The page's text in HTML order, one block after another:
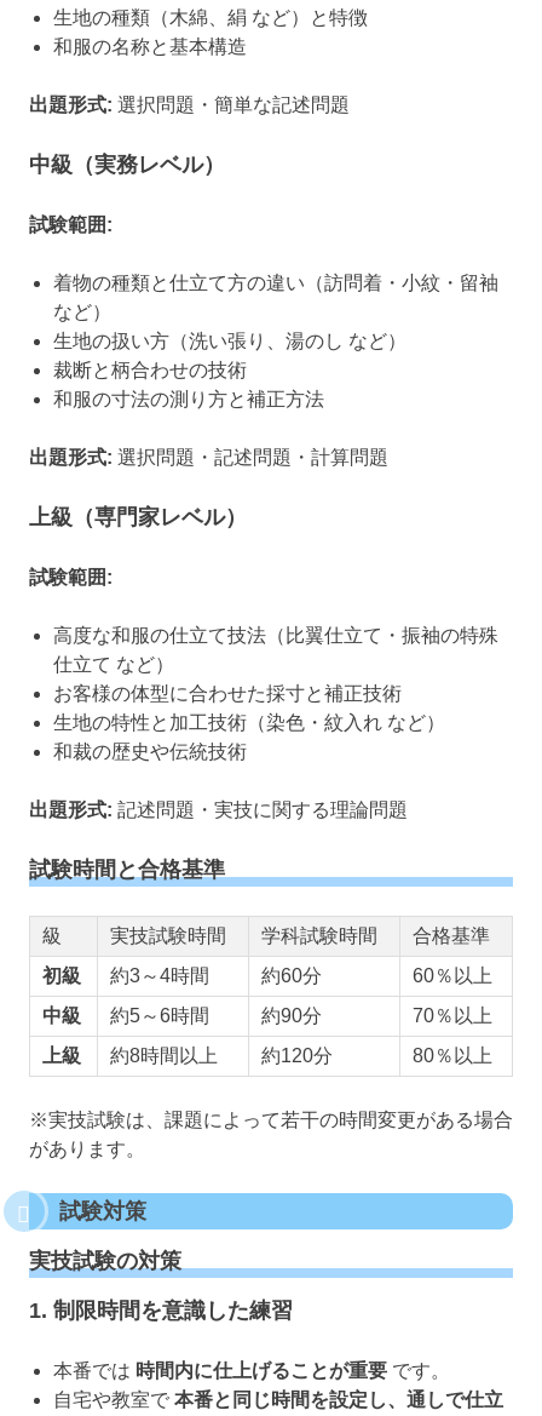
生地の種類（木綿、絹 など）と特徴
和服の名称と基本構造
出題形式: 選択問題・簡単な記述問題
中級（実務レベル）
試験範囲:
着物の種類と仕立て方の違い（訪問着・小紋・留袖
など）
生地の扱い方（洗い張り、湯のし など）
裁断と柄合わせの技術
和服の寸法の測り方と補正方法
出題形式: 選択問題・記述問題・計算問題
上級（専門家レベル）
試験範囲:
高度な和服の仕立て技法（比翼仕立て・振袖の特殊
仕立て など）
お客様の体型に合わせた採寸と補正技術
生地の特性と加工技術（染色・紋入れ など）
和裁の歴史や伝統技術
出題形式: 記述問題・実技に関する理論問題
試験時間と合格基準
級 実技試験時間 学科試験時間
合格基準
初級
約3～4時間 約60分
60％以上
中級
約5～6時間 約90分
70％以上
上級
約8時間以上 約120分 80％以上
※実技試験は、課題によって若干の時間変更がある場合
があります。
試験対策
実技試験の対策
1. 制限時間を意識した練習
本番では 時間内に仕上げることが重要 です。
自宅や教室で 本番と同じ時間を設定し、通しで仕立